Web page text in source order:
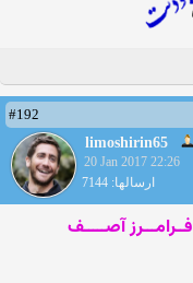
#192
limoshirin65
20 Jan 2017 22:26
ارسالها: 7144
فــرامـــرز آصـــــف